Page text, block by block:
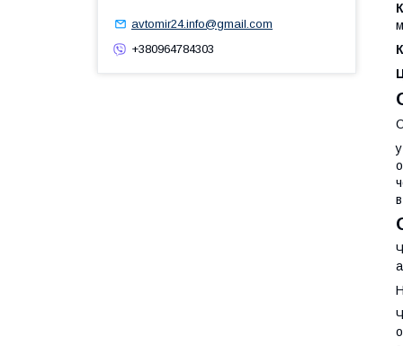
avtomir24.info@gmail.com
+380964784303